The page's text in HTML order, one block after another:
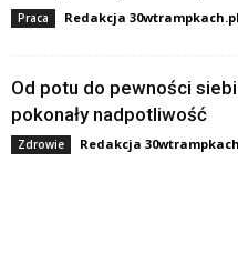
Praca Redakcja 30wtrampkach.pl
Od potu do pewności
pokonały nadpotliwość
Zdrowie Redakcja